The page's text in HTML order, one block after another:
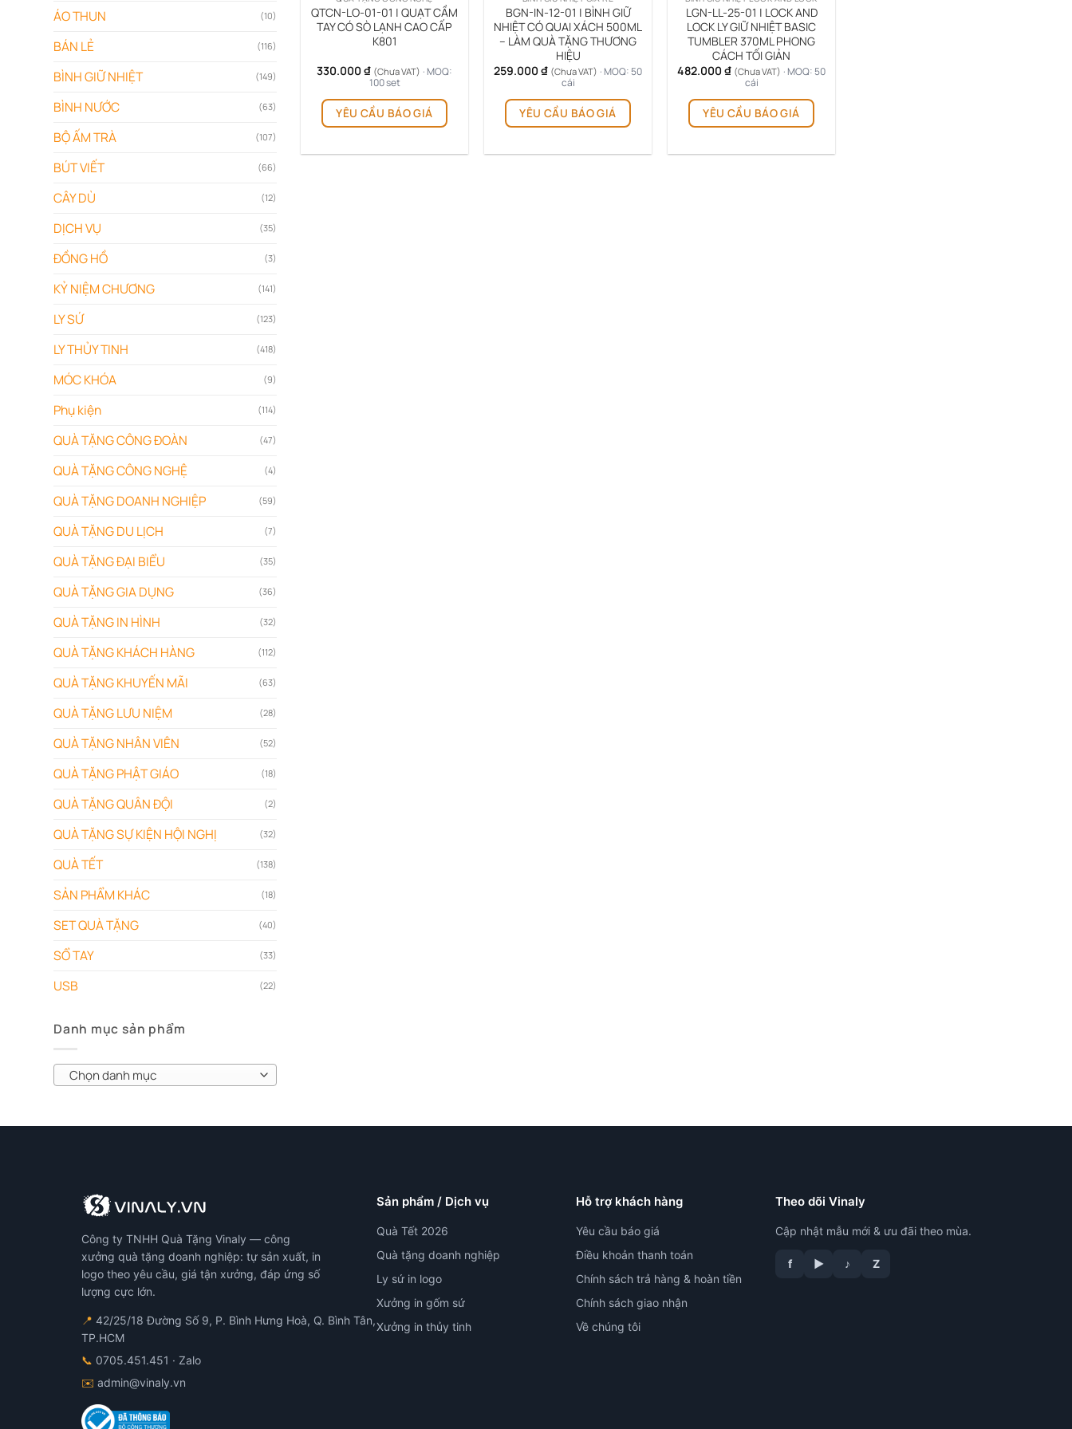
ÁO THUN (10)
BÁN LẺ (116)
BÌNH GIỮ NHIỆT (149)
BÌNH NƯỚC (63)
BỘ ẤM TRÀ (107)
BÚT VIẾT (66)
CÂY DÙ (12)
DỊCH VỤ (35)
ĐỒNG HỒ (3)
KỶ NIỆM CHƯƠNG (141)
LY SỨ (123)
LY THỦY TINH (418)
MÓC KHÓA (9)
Phụ kiện (114)
QUÀ TẶNG CÔNG ĐOÀN (47)
QUÀ TẶNG CÔNG NGHỆ (4)
QUÀ TẶNG DOANH NGHIỆP (59)
QUÀ TẶNG DU LỊCH (7)
QUÀ TẶNG ĐẠI BIỂU (35)
QUÀ TẶNG GIA DỤNG (36)
QUÀ TẶNG IN HÌNH (32)
QUÀ TẶNG KHÁCH HÀNG (112)
QUÀ TẶNG KHUYẾN MÃI (63)
QUÀ TẶNG LƯU NIỆM (28)
QUÀ TẶNG NHÂN VIÊN (52)
QUÀ TẶNG PHẬT GIÁO (18)
QUÀ TẶNG QUÂN ĐỘI (2)
QUÀ TẶNG SỰ KIỆN HỘI NGHỊ (32)
QUÀ TẾT (138)
SẢN PHẨM KHÁC (18)
SET QUÀ TẶNG (40)
SỔ TAY (33)
USB (22)
Danh mục sản phẩm
Chọn danh mục
QTCN-LO-01-01 | QUẠT CẦM
TAY CÓ SÒ LẠNH CAO CẤP
K801
330.000 ₫ (Chưa VAT) · MOQ:
100 set
YÊU CẦU BÁO GIÁ
BGN-IN-12-01 | BÌNH GIỮ
NHIỆT CÓ QUAI XÁCH 500ML
– LÀM QUÀ TẶNG THƯƠNG
HIỆU
259.000 ₫ (Chưa VAT) · MOQ: 50
cái
YÊU CẦU BÁO GIÁ
LGN-LL-25-01 | LOCK AND
LOCK LY GIỮ NHIỆT BASIC
TUMBLER 370ML PHONG
CÁCH TỐI GIẢN
482.000 ₫ (Chưa VAT) · MOQ: 50
cái
YÊU CẦU BÁO GIÁ
Công ty TNHH Quà Tặng Vinaly — công
xưởng quà tặng doanh nghiệp: tự sản xuất, in
logo theo yêu cầu, giá tận xưởng, đáp ứng số
lượng cực lớn.
📍 42/25/18 Đường Số 9, P. Bình Hưng Hoà, Q. Bình Tân,
TP.HCM
📞 0705.451.451 · Zalo
✉️ admin@vinaly.vn
Sản phẩm / Dịch vụ
Quà Tết 2026
Quà tặng doanh nghiệp
Ly sứ in logo
Xưởng in gốm sứ
Xưởng in thủy tinh
Hỗ trợ khách hàng
Yêu cầu báo giá
Điều khoản thanh toán
Chính sách trả hàng & hoàn tiền
Chính sách giao nhận
Về chúng tôi
Theo dõi Vinaly
Cập nhật mẫu mới & ưu đãi theo mùa.
f ▶ ♪ Z